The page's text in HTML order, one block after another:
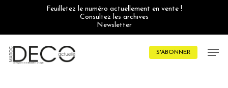
Feuilletez le numéro actuellement en vente !
Consultez les archives
Newsletter
S'ABONNER